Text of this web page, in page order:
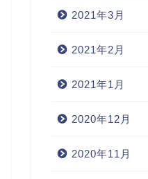
2021年3月
2021年2月
2021年1月
2020年12月
2020年11月